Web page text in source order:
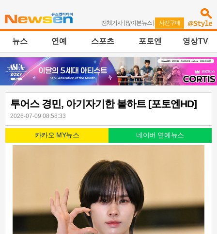
전체기사| 많이본뉴스 | 사진구매
뉴스 연예 스포츠 포토엔 영상TV
투어스 경민, 아기자기한 볼하트 [포토엔HD]
2026-07-09 08:58:33
카카오 MY뉴스 네이버 연예뉴스